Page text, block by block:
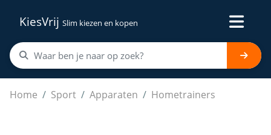
KiesVrij Slim kiezen en kopen
Home Sport Apparaten Hometrainers
Hometrainer fiets - Bureaufiets - Deskbike - Bureau